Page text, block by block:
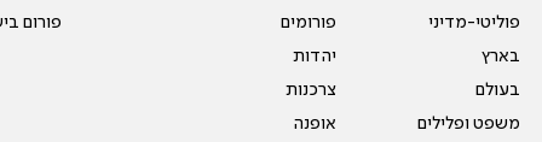
פוליטי-מדיני
בארץ
בעולם
משפט ופלילים
פורומים
יהדות
צרכנות
אופנה
פורום